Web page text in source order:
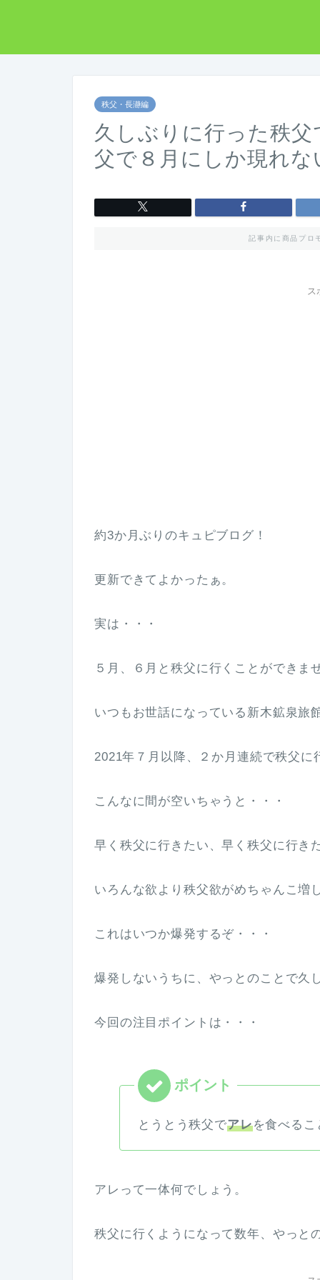
秩父・長瀞編
久しぶりに行った秩
父で８月にしか現れ
記事内に商品プロ
ス
約3か月ぶりのキュピブログ！
更新できてよかったぁ。
実は・・・
５月、６月と秩父に行くことができま
いつもお世話になっている新木鉱泉旅
2021年７月以降、２か月連続で秩父に
こんなに間が空いちゃうと・・・
早く秩父に行きたい、早く秩父に行き
いろんな欲より秩父欲がめちゃんこ増
これはいつか爆発するぞ・・・
爆発しないうちに、やっとのことで久
今回の注目ポイントは・・・
とうとう秩父でアレを食べるこ
アレって一体何でしょう。
秩父に行くようになって数年、やっと